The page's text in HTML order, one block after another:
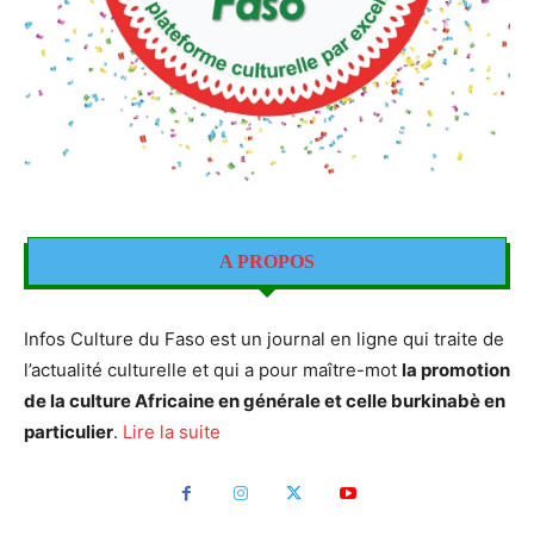
A PROPOS
Infos Culture du Faso est un journal en ligne qui traite de
l’actualité culturelle et qui a pour maître-mot la promotion
de la culture Africaine en générale et celle burkinabè en
particulier. Lire la suite